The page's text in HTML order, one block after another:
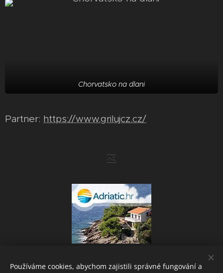
Chorvatsko na dlani
Partner: https://www.grilujcz.cz/
Používáme cookies, abychom zajistili správné fungování a